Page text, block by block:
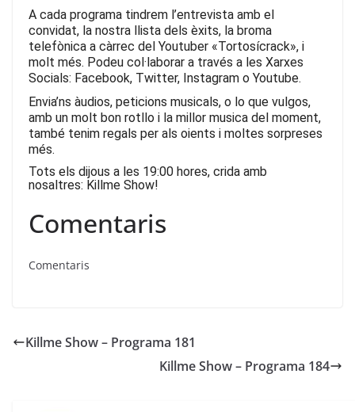
A cada programa tindrem l’entrevista amb el
convidat, la nostra llista dels èxits, la broma
telefònica a càrrec del Youtuber «Tortosícrack», i
molt més. Podeu col·laborar a través a les Xarxes
Socials: Facebook, Twitter, Instagram o Youtube.
Envia’ns àudios, peticions musicals, o lo que vulgos,
amb un molt bon rotllo i la millor musica del moment,
també tenim regals per als oients i moltes sorpreses
més.
Tots els dijous a les 19:00 hores, crida amb
nosaltres: Killme Show!
Comentaris
Comentaris
Killme Show – Programa 181
Killme Show – Programa 184